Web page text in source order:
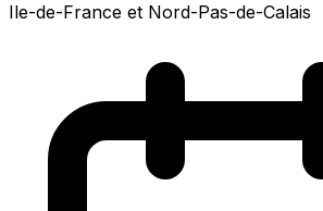
Ile-de-France et Nord-Pas-de-Calais